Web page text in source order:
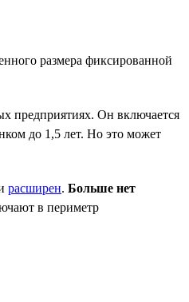
размера фиксированной
предприятиях. Он включается
до 1,5 лет. Но это может
расширен. Больше нет
в периметр